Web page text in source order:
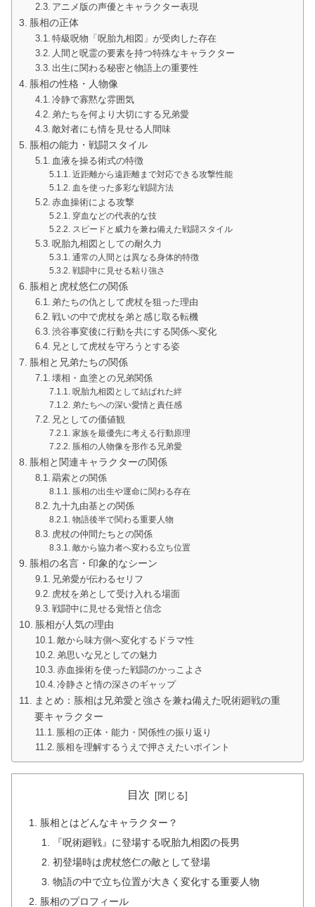
アニメ版の声優とキャラクター表現
脹相の正体
特級呪物「呪胎九相図」が受肉した存在
人間と呪霊の要素を持つ特殊なキャラクター
出生に関わる秘密と物語上の重要性
脹相の性格・人物像
冷静で寡黙な雰囲気
弟たちを何より大切にする兄弟愛
敵対者にも情を見せる人間味
脹相の能力・戦闘スタイル
血液を操る術式の特徴
近距離から遠距離まで対応できる攻撃性能
血を使った多彩な戦闘方法
赤血操術による攻撃
穿血などの代表的な技
スピードと威力を兼ね備えた戦闘スタイル
呪胎九相図としての耐久力
通常の人間とは異なる身体的特徴
戦闘中に見せる粘り強さ
脹相と虎杖悠仁の関係
弟たちの仇として虎杖を狙った理由
戦いの中で虎杖を弟と感じ取る転機
渋谷事変後に行動を共にする関係へ変化
兄として虎杖を守ろうとする姿
脹相と兄弟たちの関係
壊相・血塗との兄弟関係
呪胎九相図として結ばれた絆
弟たちへの深い愛情と責任感
兄としての価値観
家族を最優先に考える行動原理
脹相の人物像を形作る兄弟愛
脹相と関連キャラクターの関係
羂索との関係
脹相の出生や運命に関わる存在
九十九由基との関係
物語後半で関わる重要人物
虎杖の仲間たちとの関係
敵から協力者へ変わる立ち位置
脹相の名言・印象的なシーン
兄弟愛が伝わるセリフ
虎杖を弟として受け入れる場面
戦闘中に見せる覚悟と信念
脹相が人気の理由
敵から味方側へ変化するドラマ性
弟思いな兄としての魅力
赤血操術を使った戦闘のかっこよさ
冷静さと情の深さのギャップ
まとめ：脹相は兄弟愛と強さを兼ね備えた呪術廻戦の重
要キャラクター
脹相の正体・能力・関係性の振り返り
脹相を理解するうえで押さえたいポイント
目次
脹相とはどんなキャラクター？
『呪術廻戦』に登場する呪胎九相図の長男
初登場時は虎杖悠仁の敵として登場
物語の中で立ち位置が大きく変化する重要人物
脹相のプロフィール